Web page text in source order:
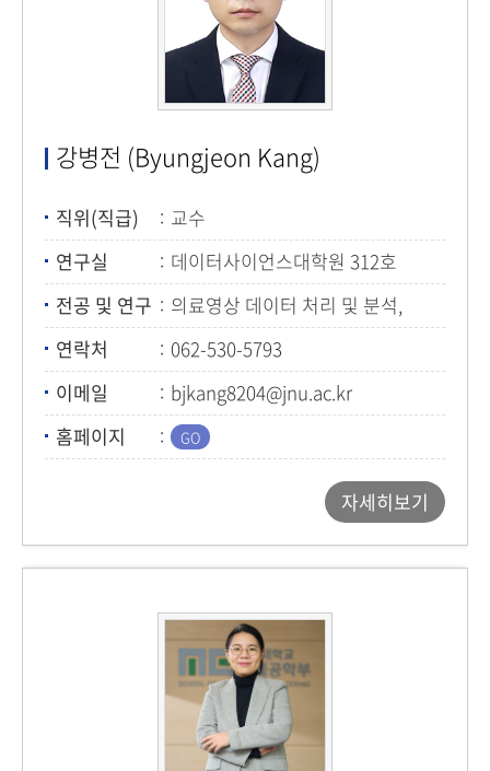
강병전 (Byungjeon Kang)
직위(직급)
교수
연구실
데이터사이언스대학원 312호
전공 및 연구
의료영상 데이터 처리 및 분석,
마이크로의료로봇
연락처
062-530-5793
이메일
bjkang8204@jnu.ac.kr
홈페이지
자세히보기